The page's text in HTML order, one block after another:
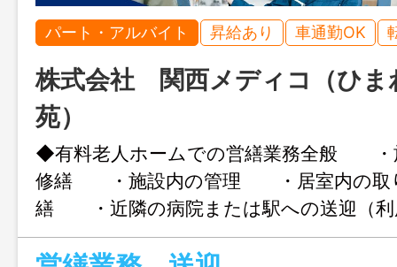
パート・アルバイト 昇給あり 車通勤OK
株式会社 関西メディコ（ひま
苑）
◆有料老人ホームでの営繕業務全般 ・
修繕 ・施設内の管理 ・居室内の取
繕 ・近隣の病院または駅への送迎（利
ース） ＊ご希望の就業時間 ご相談